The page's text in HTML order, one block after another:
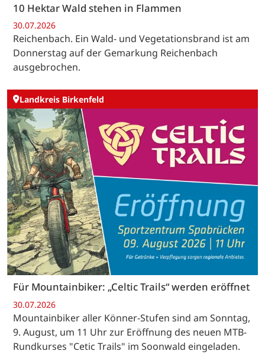
10 Hektar Wald stehen in Flammen
30.07.2026
Reichenbach. Ein Wald- und Vegetationsbrand ist am
Donnerstag auf der Gemarkung Reichenbach
ausgebrochen.
Landkreis Birkenfeld
Für Mountainbiker: „Celtic Trails“ werden eröffnet
30.07.2026
Mountainbiker aller Könner-Stufen sind am Sonntag,
9. August, um 11 Uhr zur Eröffnung des neuen MTB-
Rundkurses "Cetic Trails" im Soonwald eingeladen.